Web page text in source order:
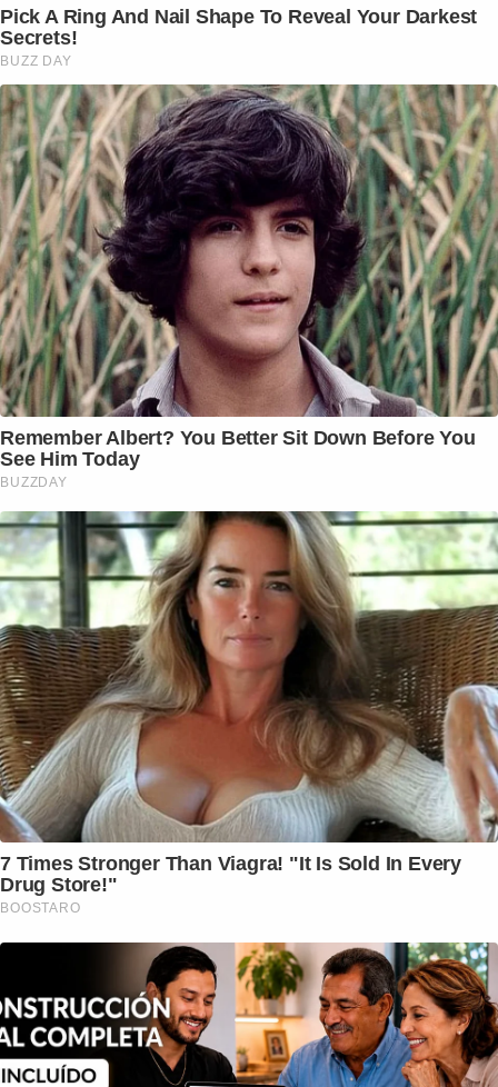
Pick A Ring And Nail Shape To Reveal Your Darkest
Secrets!
BUZZ DAY
Remember Albert? You Better Sit Down Before You
See Him Today
BUZZDAY
7 Times Stronger Than Viagra! "It Is Sold In Every
Drug Store!"
BOOSTARO